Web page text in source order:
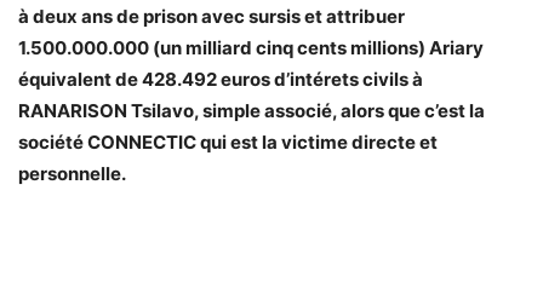
à deux ans de prison avec sursis et attribuer
1.500.000.000 (un milliard cinq cents millions) Ariary
équivalent de 428.492 euros d’intérets civils à
RANARISON Tsilavo, simple associé, alors que c’est la
société CONNECTIC qui est la victime directe et
personnelle.